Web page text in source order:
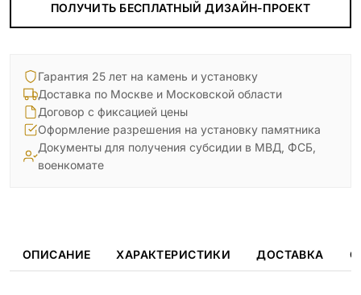
ПОЛУЧИТЬ БЕСПЛАТНЫЙ ДИЗАЙН-ПРОЕКТ
Гарантия 25 лет на камень и установку
Доставка по Москве и Московской области
Договор с фиксацией цены
Оформление разрешения на установку памятника
Документы для получения субсидии в МВД, ФСБ,
военкомате
ОПИСАНИЕ ХАРАКТЕРИСТИКИ ДОСТАВКА